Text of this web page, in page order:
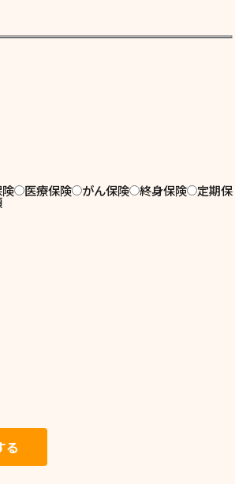
険 医療保険 がん保険 終身保険
定期保